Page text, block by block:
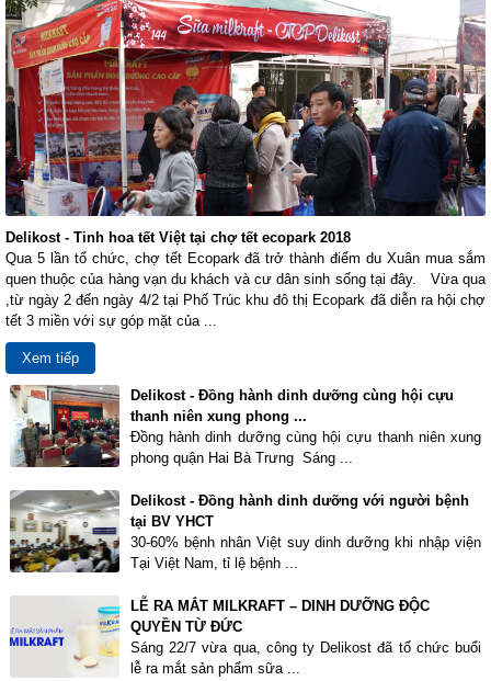
Delikost - Tinh hoa tết Việt tại chợ tết ecopark 2018
Qua 5 lần tổ chức, chợ tết Ecopark đã trở thành điểm du Xuân mua sắm
quen thuộc của hàng vạn du khách và cư dân sinh sống tại đây. Vừa qua
,từ ngày 2 đến ngày 4/2 tại Phố Trúc khu đô thị Ecopark đã diễn ra hội chợ
tết 3 miền với sự góp mặt của ...
Xem tiếp
Delikost - Đồng hành dinh dưỡng cùng hội cựu
thanh niên xung phong ...
Đồng hành dinh dưỡng cùng hội cựu thanh niên xung
phong quận Hai Bà Trưng Sáng ...
Delikost - Đồng hành dinh dưỡng với người bệnh
tại BV YHCT
30-60% bệnh nhân Việt suy dinh dưỡng khi nhập viện
Tại Việt Nam, tỉ lệ bệnh ...
LỄ RA MẮT MILKRAFT – DINH DƯỠNG ĐỘC
QUYỀN TỪ ĐỨC
Sáng 22/7 vừa qua, công ty Delikost đã tổ chức buổi
lễ ra mắt sản phẩm sữa ...